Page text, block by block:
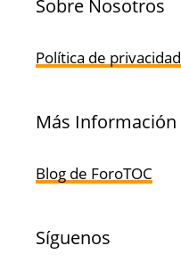
Sobre Nosotros
Política de privacidad
Más Información
Blog de ForoTOC
Síguenos